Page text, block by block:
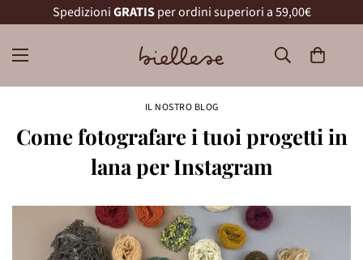
SpedizioniGRATISper ordini superiori a 59,00€
IL NOSTRO BLOG
Come fotografare i tuoi progetti in
lana per Instagram